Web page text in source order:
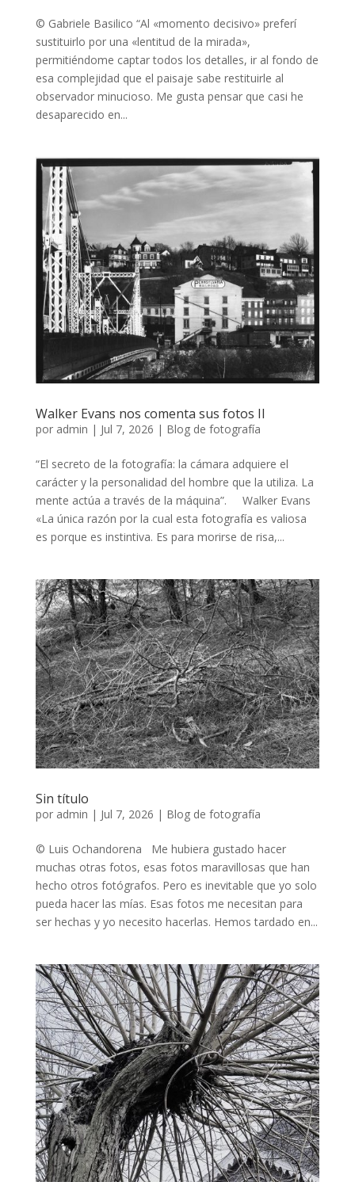
© Gabriele Basilico “Al «momento decisivo» preferí
sustituirlo por una «lentitud de la mirada»,
permitiéndome captar todos los detalles, ir al fondo de
esa complejidad que el paisaje sabe restituirle al
observador minucioso. Me gusta pensar que casi he
desaparecido en...
Walker Evans nos comenta sus fotos II
por admin | Jul 7, 2026 | Blog de fotografía
“El secreto de la fotografía: la cámara adquiere el
carácter y la personalidad del hombre que la utiliza. La
mente actúa a través de la máquina”. Walker Evans
«La única razón por la cual esta fotografía es valiosa
es porque es instintiva. Es para morirse de risa,...
Sin título
por admin | Jul 7, 2026 | Blog de fotografía
© Luis Ochandorena Me hubiera gustado hacer
muchas otras fotos, esas fotos maravillosas que han
hecho otros fotógrafos. Pero es inevitable que yo solo
pueda hacer las mías. Esas fotos me necesitan para
ser hechas y yo necesito hacerlas. Hemos tardado en...